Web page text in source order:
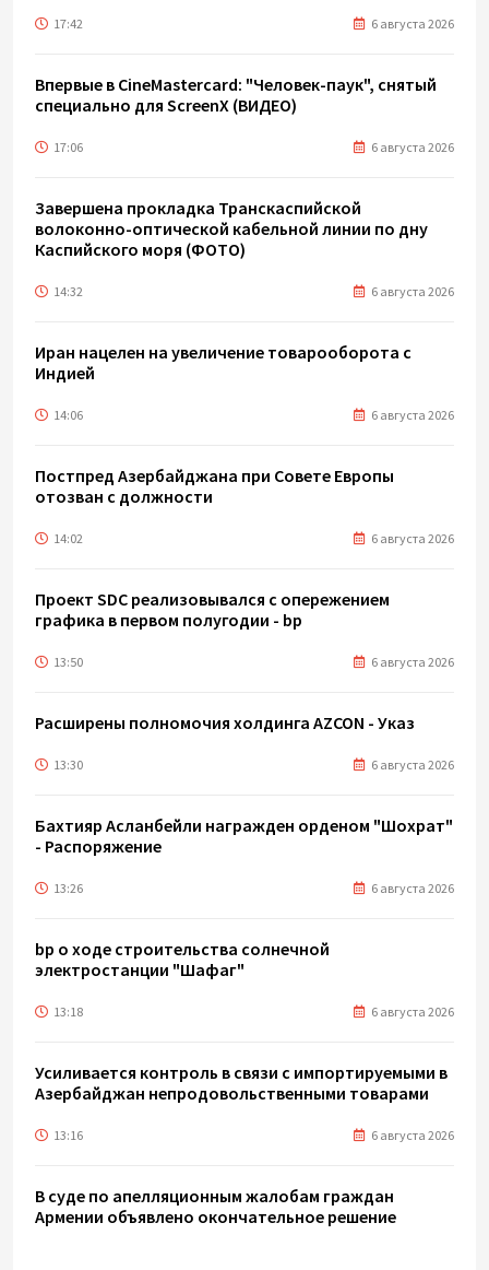
17:42 6 августа 2026
Впервые в CineMastercard: "Человек-паук", снятый
специально для ScreenX (ВИДЕО)
17:06 6 августа 2026
Завершена прокладка Транскаспийской
волоконно-оптической кабельной линии по дну
Каспийского моря (ФОТО)
14:32 6 августа 2026
Иран нацелен на увеличение товарооборота с
Индией
14:06 6 августа 2026
Постпред Азербайджана при Совете Европы
отозван с должности
14:02 6 августа 2026
Проект SDC реализовывался с опережением
графика в первом полугодии - bp
13:50 6 августа 2026
Расширены полномочия холдинга AZCON - Указ
13:30 6 августа 2026
Бахтияр Асланбейли награжден орденом "Шохрат"
- Распоряжение
13:26 6 августа 2026
bp о ходе строительства солнечной
электростанции "Шафаг"
13:18 6 августа 2026
Усиливается контроль в связи с импортируемыми в
Азербайджан непродовольственными товарами
13:16 6 августа 2026
В суде по апелляционным жалобам граждан
Армении объявлено окончательное решение